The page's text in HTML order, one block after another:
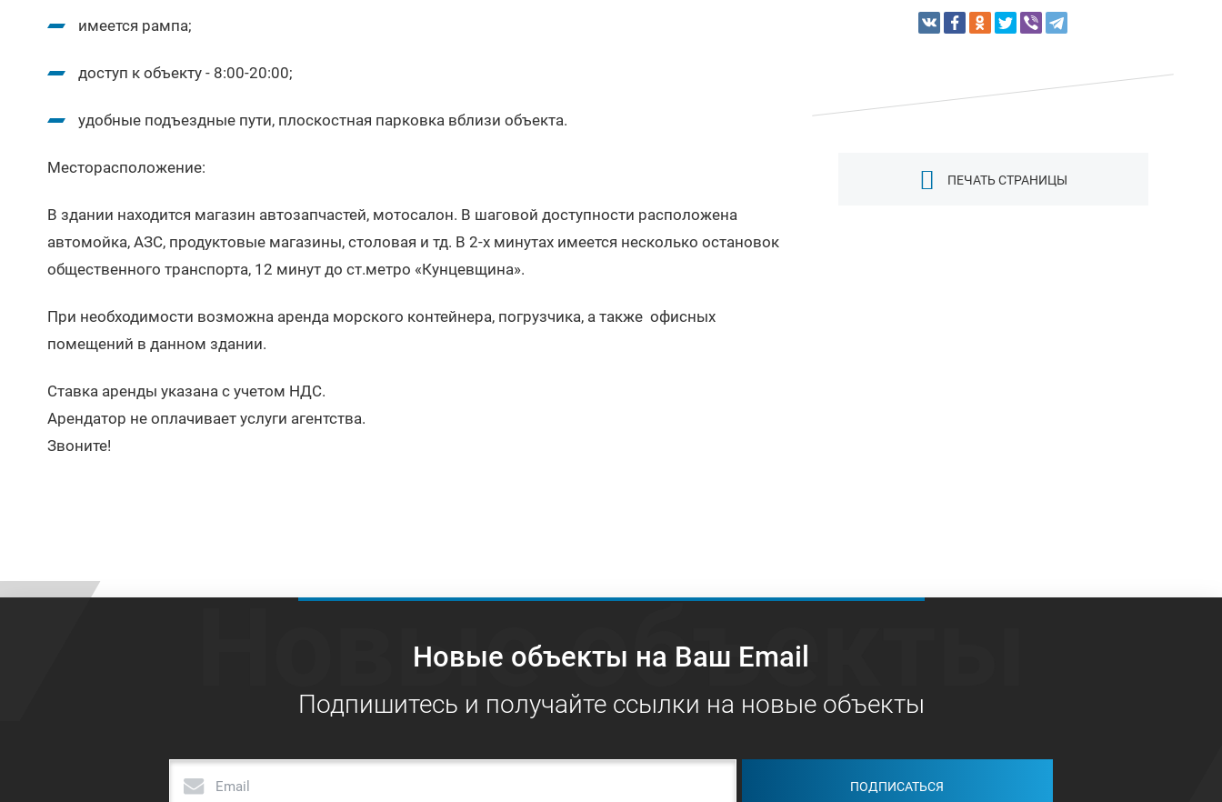
имеется рампа;
доступ к объекту - 8:00-20:00;
удобные подъездные пути, плоскостная парковка вблизи объекта.
Месторасположение:
В здании находится магазин автозапчастей, мотосалон. В шаговой доступности расположена
автомойка, АЗС, продуктовые магазины, столовая и тд. В 2-х минутах имеется несколько остановок
общественного транспорта, 12 минут до ст.метро «Кунцевщина».
При необходимости возможна аренда морского контейнера, погрузчика, а также офисных
помещений в данном здании.
Ставка аренды указана с учетом НДС.
Арендатор не оплачивает услуги агентства.
Звоните!
ПЕЧАТЬ СТРАНИЦЫ
Новые объекты на Ваш Email
Новые объекты
Подпишитесь и получайте ссылки на новые объекты
ПОДПИСАТЬСЯ